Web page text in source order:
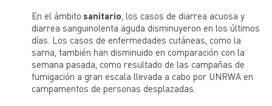
En el ámbito sanitario , los casos de diarrea acuosa y
diarrea sanguinolenta aguda disminuyeron en los últimos
días. Los casos de enfermedades cutáneas, como la
sarna, también han disminuido en comparación con la
semana pasada, como resultado de las campañas de
fumigación a gran escala llevada a cabo por UNRWA en
campamentos de personas desplazadas.